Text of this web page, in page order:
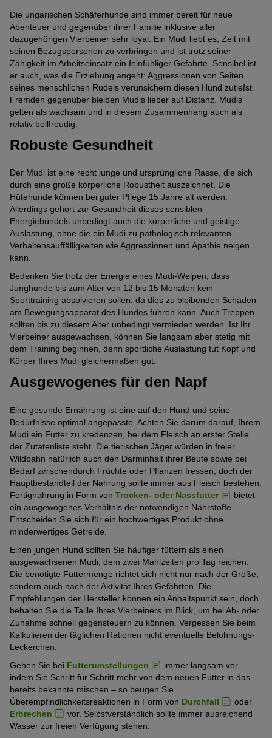
Die ungarischen Schäferhunde sind immer bereit für neue
Abenteuer und gegenüber ihrer Familie inklusive aller
dazugehörigen Vierbeiner sehr loyal. Ein Mudi liebt es, Zeit mit
seinen Bezugspersonen zu verbringen und ist trotz seiner
Zähigkeit im Arbeitseinsatz ein feinfühliger Gefährte. Sensibel ist
er auch, was die Erziehung angeht: Aggressionen von Seiten
seines menschlichen Rudels verunsichern diesen Hund zutiefst.
Fremden gegenüber bleiben Mudis lieber auf Distanz. Mudis
gelten als wachsam und in diesem Zusammenhang auch als
relativ bellfreudig.
Robuste Gesundheit
Der Mudi ist eine recht junge und ursprüngliche Rasse, die sich
durch eine große körperliche Robustheit auszeichnet. Die
Hütehunde können bei guter Pflege 15 Jahre alt werden.
Allerdings gehört zur Gesundheit dieses sensiblen
Energiebündels unbedingt auch die körperliche und geistige
Auslastung, ohne die ein Mudi zu pathologisch relevanten
Verhaltensauffälligkeiten wie Aggressionen und Apathie neigen
kann.
Bedenken Sie trotz der Energie eines Mudi-Welpen, dass
Junghunde bis zum Alter von 12 bis 15 Monaten kein
Sporttraining absolvieren sollen, da dies zu bleibenden Schäden
am Bewegungsapparat des Hundes führen kann. Auch Treppen
sollten bis zu diesem Alter unbedingt vermieden werden. Ist Ihr
Vierbeiner ausgewachsen, können Sie langsam aber stetig mit
dem Training beginnen, denn sportliche Auslastung tut Kopf und
Körper Ihres Mudi gleichermaßen gut.
Ausgewogenes für den Napf
Eine gesunde Ernährung ist eine auf den Hund und seine
Bedürfnisse optimal angepasste. Achten Sie darum darauf, Ihrem
Mudi ein Futter zu kredenzen, bei dem Fleisch an erster Stelle
der Zutatenliste steht. Die tierischen Jäger würden in freier
Wildbahn natürlich auch den Darminhalt ihrer Beute sowie bei
Bedarf zwischendurch Früchte oder Pflanzen fressen, doch der
Hauptbestandteil der Nahrung sollte immer aus Fleisch bestehen.
Fertignahrung in Form von Trocken- oder Nassfutter
bietet
ein ausgewogenes Verhältnis der notwendigen Nährstoffe.
Entscheiden Sie sich für ein hochwertiges Produkt ohne
minderwertiges Getreide.
Einen jungen Hund sollten Sie häufiger füttern als einen
ausgewachsenen Mudi, dem zwei Mahlzeiten pro Tag reichen.
Die benötigte Futtermenge richtet sich nicht nur nach der Größe,
sondern auch nach der Aktivität Ihres Gefährten. Die
Empfehlungen der Hersteller können ein Anhaltspunkt sein, doch
behalten Sie die Taille Ihres Vierbeiners im Blick, um bei Ab- oder
Zunahme schnell gegensteuern zu können. Vergessen Sie beim
Kalkulieren der täglichen Rationen nicht eventuelle Belohnungs-
Leckerchen.
Gehen Sie bei Futterumstellungen
immer langsam vor,
indem Sie Schritt für Schritt mehr von dem neuen Futter in das
bereits bekannte mischen – so beugen Sie
Überempfindlichkeitsreaktionen in Form von Durchfall
oder
Erbrechen
vor. Selbstverständlich sollte immer ausreichend
Wasser zur freien Verfügung stehen.